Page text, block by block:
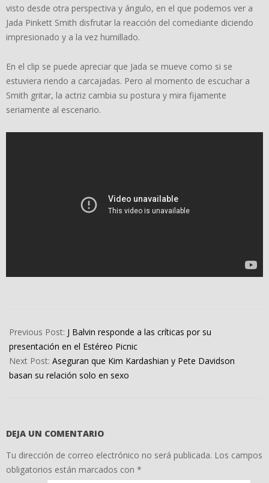
visto desde otra perspectiva y ángulo, en el que podemos ver a
Jada Pinkett Smith disfrutar la reacción del comediante diciendo
impresionado y a la vez humillado.
En el clip se puede apreciar que Jada se mueve como si se
estuviera riendo a carcajadas. Pero al momento de escuchar a
Smith gritar, la actriz cambia su postura y mira fijamente
seriamente al escenario.
04-
01
Previous Post: J Balvin responde a las críticas por su
presentación en el Estéreo Picnic
Next Post: Aseguran que Kim Kardashian y Pete Davidson
basan su relación solo en sexo
DEJA UN COMENTARIO
Tu dirección de correo electrónico no será publicada. Los campos
obligatorios están marcados con *